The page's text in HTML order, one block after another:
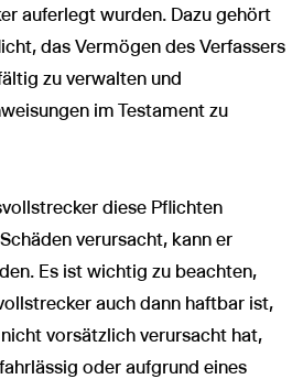
auferlegt wurden. Dazu gehört
das Vermögen des Verfassers
zu verwalten und
im Testament zu
diese Pflichten
verursacht, kann er
Es ist wichtig zu beachten,
auch dann haftbar ist,
vorsätzlich verursacht hat,
oder aufgrund eines